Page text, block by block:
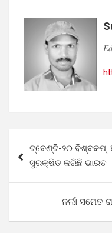
navigation
ଟ୍ବେଣ୍ଟି-୨୦ ବିଶ୍ବକପ୍‌:
ସୁରକ୍ଷିତ କରିଛି ଭାରତ
ନର୍ଲା ସମେତ